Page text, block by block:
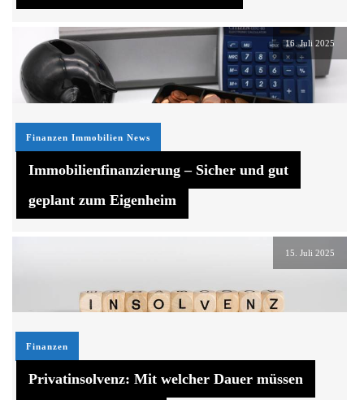
16. Juli 2025
Finanzen Immobilien News
Immobilienfinanzierung – Sicher und gut
geplant zum Eigenheim
15. Juli 2025
Finanzen
Privatinsolvenz: Mit welcher Dauer müssen